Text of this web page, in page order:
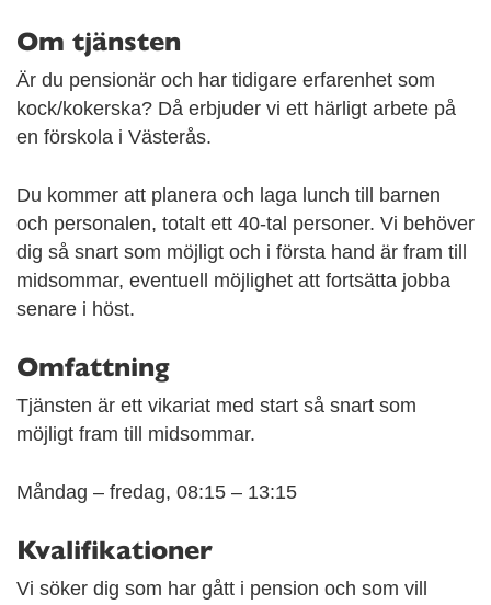
Om tjänsten
Är du pensionär och har tidigare erfarenhet som
kock/kokerska? Då erbjuder vi ett härligt arbete på
en förskola i Västerås.
Du kommer att planera och laga lunch till barnen
och personalen, totalt ett 40-tal personer. Vi behöver
dig så snart som möjligt och i första hand är fram till
midsommar, eventuell möjlighet att fortsätta jobba
senare i höst.
Omfattning
Tjänsten är ett vikariat med start så snart som
möjligt fram till midsommar.
Måndag – fredag, 08:15 – 13:15
Kvalifikationer
Vi söker dig som har gått i pension och som vill